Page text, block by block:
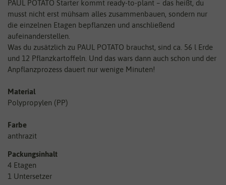
PAUL POTATO Starter kommt ready-to-plant – das heißt, du
musst nicht erst mühsam alles zusammenbauen, sondern nur
die einzelnen Etagen bepflanzen und anschließend
aufeinanderstellen.
Was du zusätzlich zu PAUL POTATO brauchst, sind ca. 56 l Erde
und 12 Pflanzkartoffeln. Und das wars dann auch schon und der
Anpflanzprozess dauert nur wenige Minuten!
Material
Polypropylen (PP)
Farbe
anthrazit
Packungsinhalt
4 Etagen
1 Untersetzer